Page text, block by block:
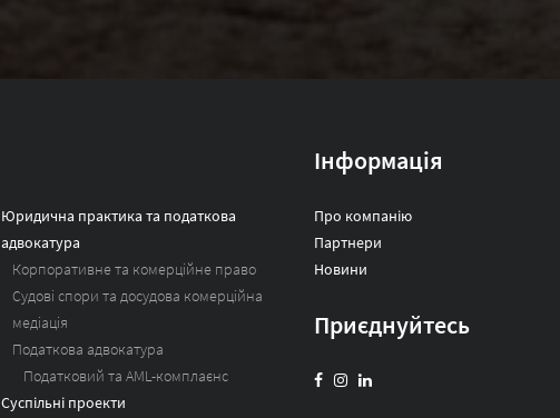
Юридична практика та податкова
адвокатура
Корпоративне та комерційне право
Судові спори та досудова комерційна
медіація
Податкова адвокатура
Податковий та AML-комплаєнс
Суспільні проекти
Інформація
Про компанію
Партнери
Новини
Приєднуйтесь